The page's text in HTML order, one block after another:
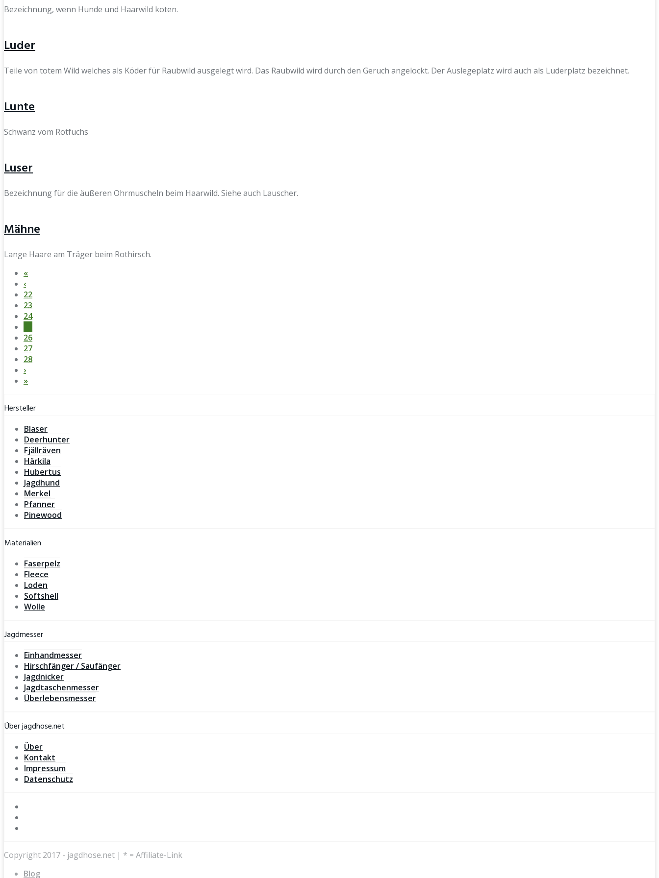
Bezeichnung, wenn Hunde und Haarwild koten.
Luder
Teile von totem Wild welches als Köder für Raubwild ausgelegt wird. Das Raubwild wird durch den Geruch angelockt. Der Auslegeplatz wird auch als Luderplatz bezeichnet.
Lunte
Schwanz vom Rotfuchs
Luser
Bezeichnung für die äußeren Ohrmuscheln beim Haarwild. Siehe auch Lauscher.
Mähne
Lange Haare am Träger beim Rothirsch.
«
‹
22
23
24
26
27
28
›
»
Hersteller
Blaser
Deerhunter
Fjällräven
Härkila
Hubertus
Jagdhund
Merkel
Pfanner
Pinewood
Materialien
Faserpelz
Fleece
Loden
Softshell
Wolle
Jagdmesser
Einhandmesser
Hirschfänger / Saufänger
Jagdnicker
Jagdtaschenmesser
Überlebensmesser
Über jagdhose.net
Über
Kontakt
Impressum
Datenschutz
Copyright 2017 - jagdhose.net | * = Affiliate-Link
Blog